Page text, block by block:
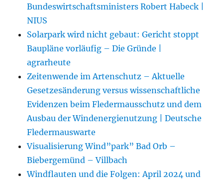
Bundeswirtschaftsministers Robert Habeck |
NIUS
Solarpark wird nicht gebaut: Gericht stoppt
Baupläne vorläufig – Die Gründe |
agrarheute
Zeitenwende im Artenschutz – Aktuelle
Gesetzesänderung versus wissenschaftliche
Evidenzen beim Fledermausschutz und dem
Ausbau der Windenergienutzung | Deutsche
Fledermauswarte
Visualisierung Wind”park” Bad Orb –
Biebergemünd – Villbach
Windflauten und die Folgen: April 2024 und